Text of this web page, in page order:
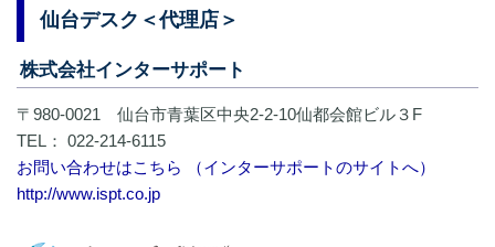
仙台デスク＜代理店＞
株式会社インターサポート
〒980-0021 仙台市青葉区中央2-2-10仙都会館ビル３F
TEL： 022-214-6115
お問い合わせはこちら （インターサポートのサイトへ）
http://www.ispt.co.jp